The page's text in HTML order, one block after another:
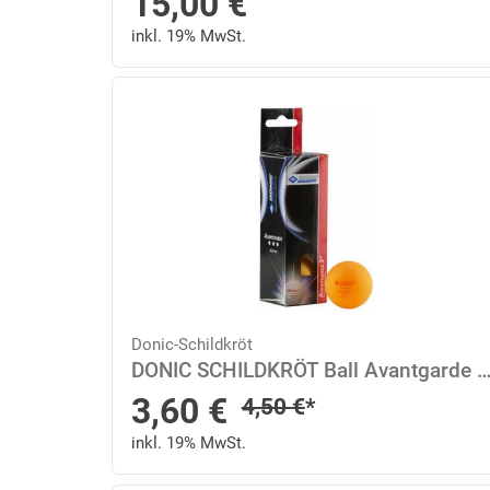
inkl. 19% MwSt.
Donic-Schildkröt
DONIC SCHILDKRÖT Ball Avantgarde 3-Stern Onesize in Weiß
Sonderpreis
3,60 € Regulärer Preis
4,50€*
inkl. 19% MwSt.